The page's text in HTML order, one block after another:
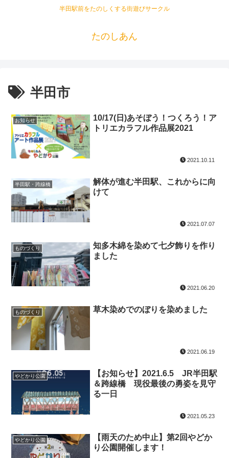
半田駅前をたのしくする街遊びサークル
たのしあん
半田市
お知らせ
10/17(日)あそぼう！つくろう！ア
トリエカラフル作品展2021
2021.10.11
半田駅・跨線橋
解体が進む半田駅、これからに向
けて
2021.07.07
ものづくり
知多木綿を染めて七夕飾りを作り
ました
2021.06.20
ものづくり 草木染めでのぼりを染めました
2021.06.19
やどかり公園
【お知らせ】2021.6.5 JR半田駅
＆跨線橋 現役最後の勇姿を見守
る一日
2021.05.23
やどかり公園
【雨天のため中止】第2回やどか
り公園開催します！